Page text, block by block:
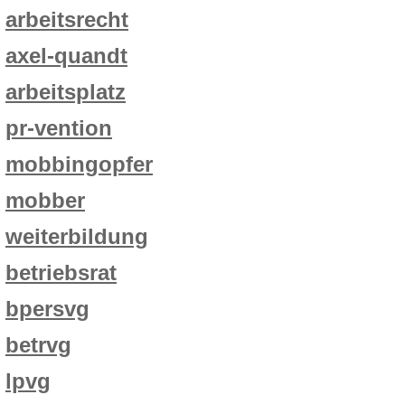
arbeitsrecht
axel-quandt
arbeitsplatz
pr-vention
mobbingopfer
mobber
weiterbildung
betriebsrat
bpersvg
betrvg
lpvg